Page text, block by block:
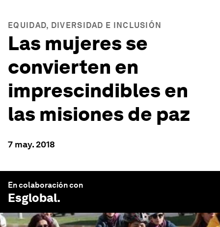
EQUIDAD, DIVERSIDAD E INCLUSIÓN
Las mujeres se
convierten en
imprescindibles en
las misiones de paz
7 may. 2018
En colaboración con
Esglobal.